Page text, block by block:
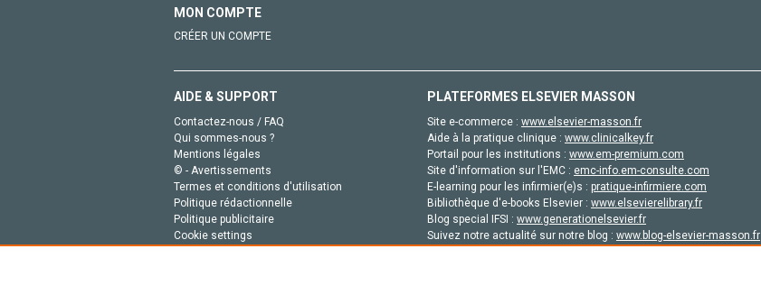
MON COMPTE
CRÉER UN COMPTE
AIDE & SUPPORT
Contactez-nous / FAQ
Qui sommes-nous ?
Mentions légales
© - Avertissements
Termes et conditions d'utilisation
Politique rédactionnelle
Politique publicitaire
Cookie settings
PLATEFORMES ELSEVIER MASSON
Site e-commerce : www.elsevier-masson.fr
Aide à la pratique clinique : www.clinicalkey.fr
Portail pour les institutions : www.em-premium.com
Site d'information sur l'EMC : emc-info.em-consulte.com
E-learning pour les infirmier(e)s : pratique-infirmiere.com
Bibliothèque d'e-books Elsevier : www.elsevierelibrary.fr
Blog special IFSI : www.generationelsevier.fr
Suivez notre actualité sur notre blog : www.blog-elsevier-masson.fr